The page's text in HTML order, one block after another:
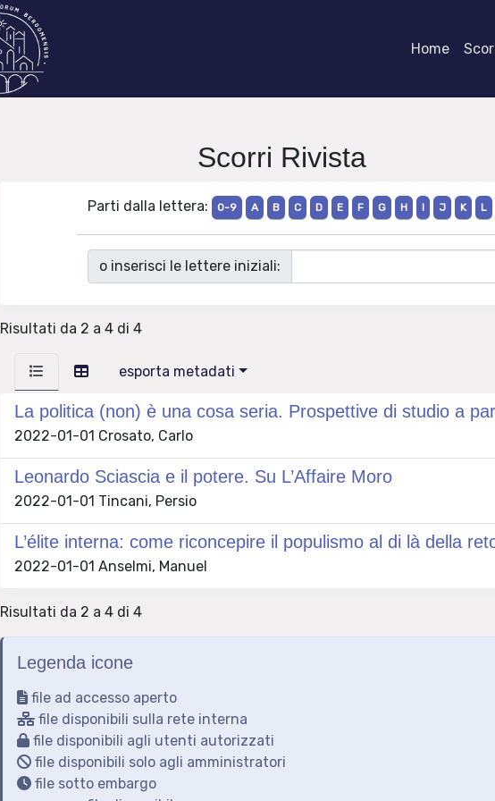
Home
Scorri Rivista
Parti dalla lettera: 0-9 A B C D E F G H I J K L
o inserisci le lettere iniziali:
Risultati da 2 a 4 di 4
esporta metadati
La politica (non) è una cosa seria. Prospettive di studio a
2022-01-01 Crosato, Carlo
Leonardo Sciascia e il potere. Su L’Affaire Moro
2022-01-01 Tincani, Persio
L’élite interna: come riconcepire il populismo al di là della
2022-01-01 Anselmi, Manuel
Risultati da 2 a 4 di 4
Legenda icone
file ad accesso aperto
file disponibili sulla rete interna
file disponibili agli utenti autorizzati
file disponibili solo agli amministratori
file sotto embargo